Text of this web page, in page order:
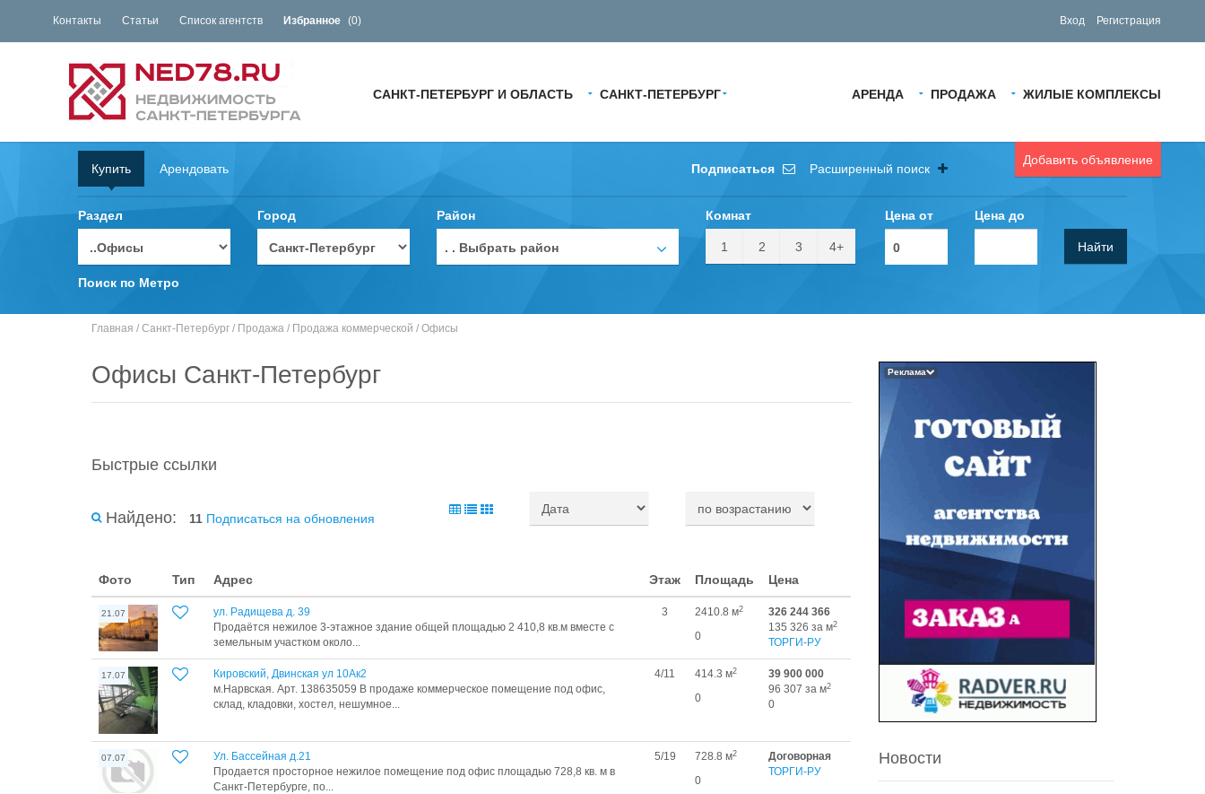
Контакты Статьи Список агентств Избранное (0) Вход Регистрация
АРЕНДА ПРОДАЖА ЖИЛЫЕ КОМПЛЕКСЫ
САНКТ-ПЕТЕРБУРГ И ОБЛАСТЬ САНКТ-ПЕТЕРБУРГ
Добавить объявление
Купить Арендовать Подписаться Расширенный поиск
Раздел Город Район
. . Выбрать район
Комнат
1 2 3 4+
Цена от Цена до
Найти
Поиск по Метро
Главная / Санкт-Петербург / Продажа / Продажа коммерческой / Офисы
Офисы Санкт-Петербург
Быстрые ссылки
Найдено: 11 Подписаться на обновления
Фото Тип Адрес Этаж Площадь Цена
21.07
ул. Радищева д. 39
Продаётся нежилое 3‑этажное здание общей площадью 2 410,8 кв.м вместе с
земельным участком около...
3 2410.8 м2
0
326 244 366
135 326 за м2
ТОРГИ-РУ
17.07
Кировский, Двинская ул 10Ак2
м.Нарвская. Арт. 138635059 В продаже коммерческое помещение под офис,
склад, кладовки, хостел, нешумное...
4/11 414.3 м2
0
39 900 000
96 307 за м2
0
07.07
Ул. Бассейная д.21
Продается просторное нежилое помещение под офис площадью 728,8 кв. м в
Санкт-Петербурге, по...
5/19 728.8 м2
0
Договорная
ТОРГИ-РУ
Реклама
Новости